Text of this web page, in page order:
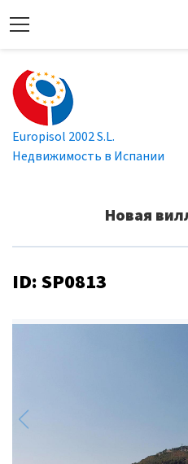
Europisol 2002 S.L.
Недвижимость в Испании
Новая
ID: SP0813